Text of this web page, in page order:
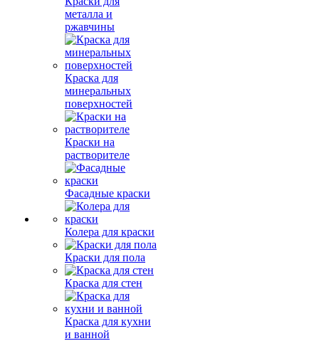
металла и
ржавчины
Краска для
минеральных
поверхностей
Краски на
растворителе
Фасадные краски
Колера для краски
Краски для пола
Краска для стен
Краска для кухни
и ванной